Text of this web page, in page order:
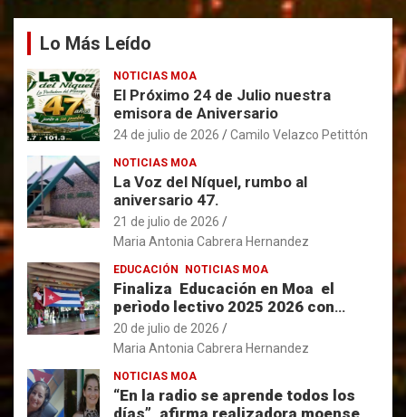
Lo Más Leído
NOTICIAS MOA
El Próximo 24 de Julio nuestra
emisora de Aniversario
24 de julio de 2026 Camilo Velazco Petittón
NOTICIAS MOA
La Voz del Níquel, rumbo al
aniversario 47.
21 de julio de 2026
Maria Antonia Cabrera Hernandez
EDUCACIÓN NOTICIAS MOA
Finaliza Educación en Moa el
perìodo lectivo 2025 2026 con
resultados favorables.
20 de julio de 2026
Maria Antonia Cabrera Hernandez
NOTICIAS MOA
“En la radio se aprende todos los
días”, afirma realizadora moense